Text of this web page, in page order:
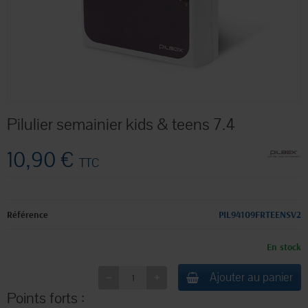
Pilulier semainier kids & teens 7.4
10,90 € TTC
Référence PIL94109FRTEENSV2
En stock
Ajouter au panier
Points forts :